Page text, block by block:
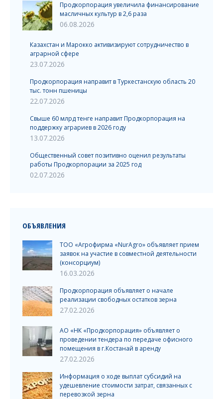
Продкорпорация увеличила финансирование
масличных культур в 2,6 раза
06.08.2026
Казахстан и Марокко активизируют сотрудничество в
аграрной сфере
23.07.2026
Продкорпорация направит в Туркестанскую область 20
тыс. тонн пшеницы
22.07.2026
Свыше 60 млрд тенге направит Продкорпорация на
поддержку аграриев в 2026 году
13.07.2026
Общественный совет позитивно оценил результаты
работы Продкорпорации за 2025 год
02.07.2026
ОБЪЯВЛЕНИЯ
ТОО «Агрофирма «NurAgro» объявляет прием
заявок на участие в совместной деятельности
(консорциум)
16.03.2026
Продкорпорация объявляет о начале
реализации свободных остатков зерна
27.02.2026
АО «НК «Продкорпорация» объявляет о
проведении тендера по передаче офисного
помещения в г.Костанай в аренду
27.02.2026
Информация о ходе выплат субсидий на
удешевление стоимости затрат, связанных с
перевозкой зерна